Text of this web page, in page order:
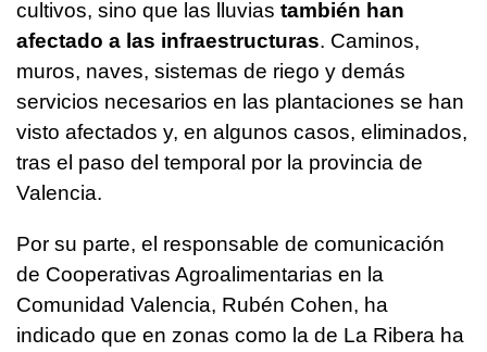
cultivos, sino que las lluvias también han
afectado a las infraestructuras. Caminos,
muros, naves, sistemas de riego y demás
servicios necesarios en las plantaciones se han
visto afectados y, en algunos casos, eliminados,
tras el paso del temporal por la provincia de
Valencia.
Por su parte, el responsable de comunicación
de Cooperativas Agroalimentarias en la
Comunidad Valencia, Rubén Cohen, ha
indicado que en zonas como la de La Ribera ha